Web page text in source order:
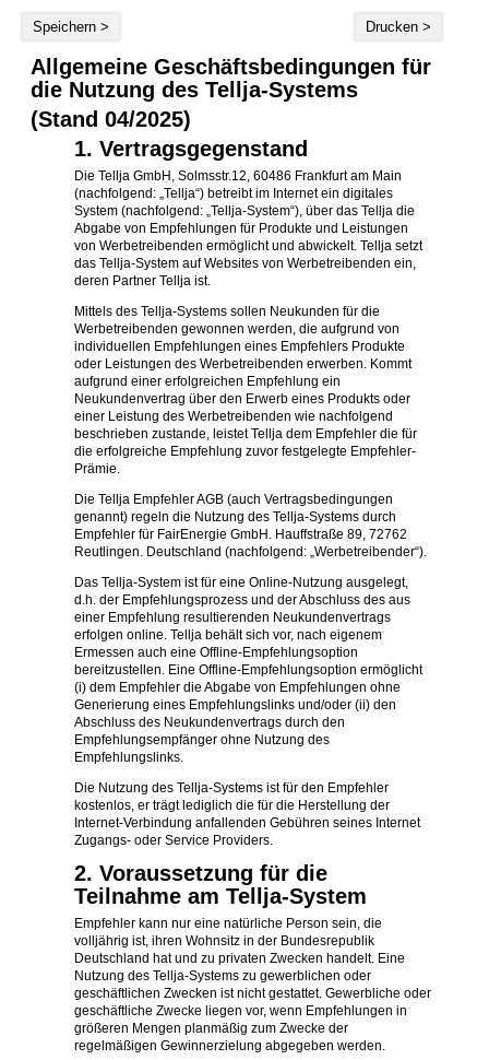
Speichern > Drucken >
Allgemeine Geschäftsbedingungen für
die Nutzung des Tellja-Systems
(Stand 04/2025)
1. Vertragsgegenstand
Die Tellja GmbH, Solmsstr.12, 60486 Frankfurt am Main
(nachfolgend: „Tellja“) betreibt im Internet ein digitales
System (nachfolgend: „Tellja-System“), über das Tellja die
Abgabe von Empfehlungen für Produkte und Leistungen
von Werbetreibenden ermöglicht und abwickelt. Tellja setzt
das Tellja-System auf Websites von Werbetreibenden ein,
deren Partner Tellja ist.
Mittels des Tellja-Systems sollen Neukunden für die
Werbetreibenden gewonnen werden, die aufgrund von
individuellen Empfehlungen eines Empfehlers Produkte
oder Leistungen des Werbetreibenden erwerben. Kommt
aufgrund einer erfolgreichen Empfehlung ein
Neukundenvertrag über den Erwerb eines Produkts oder
einer Leistung des Werbetreibenden wie nachfolgend
beschrieben zustande, leistet Tellja dem Empfehler die für
die erfolgreiche Empfehlung zuvor festgelegte Empfehler-
Prämie.
Die Tellja Empfehler AGB (auch Vertragsbedingungen
genannt) regeln die Nutzung des Tellja-Systems durch
Empfehler für FairEnergie GmbH. Hauffstraße 89, 72762
Reutlingen. Deutschland (nachfolgend: „Werbetreibender“).
Das Tellja-System ist für eine Online-Nutzung ausgelegt,
d.h. der Empfehlungsprozess und der Abschluss des aus
einer Empfehlung resultierenden Neukundenvertrags
erfolgen online. Tellja behält sich vor, nach eigenem
Ermessen auch eine Offline-Empfehlungsoption
bereitzustellen. Eine Offline-Empfehlungsoption ermöglicht
(i) dem Empfehler die Abgabe von Empfehlungen ohne
Generierung eines Empfehlungslinks und/oder (ii) den
Abschluss des Neukundenvertrags durch den
Empfehlungsempfänger ohne Nutzung des
Empfehlungslinks.
Die Nutzung des Tellja-Systems ist für den Empfehler
kostenlos, er trägt lediglich die für die Herstellung der
Internet-Verbindung anfallenden Gebühren seines Internet
Zugangs- oder Service Providers.
2. Voraussetzung für die
Teilnahme am Tellja-System
Empfehler kann nur eine natürliche Person sein, die
volljährig ist, ihren Wohnsitz in der Bundesrepublik
Deutschland hat und zu privaten Zwecken handelt. Eine
Nutzung des Tellja-Systems zu gewerblichen oder
geschäftlichen Zwecken ist nicht gestattet. Gewerbliche oder
geschäftliche Zwecke liegen vor, wenn Empfehlungen in
größeren Mengen planmäßig zum Zwecke der
regelmäßigen Gewinnerzielung abgegeben werden.